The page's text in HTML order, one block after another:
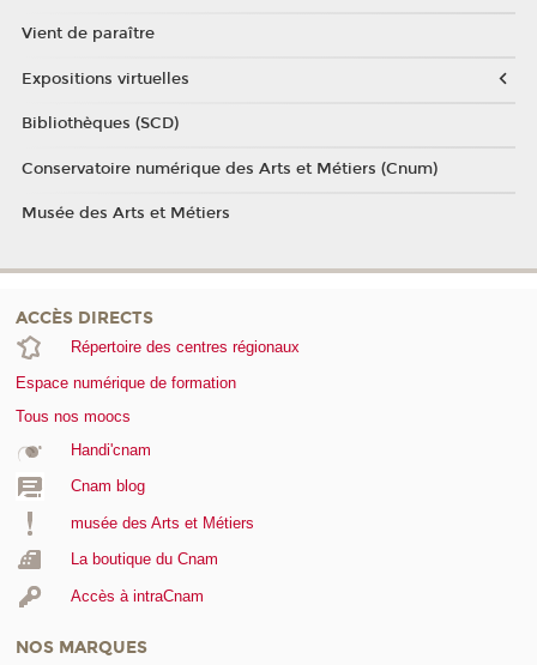
Vient de paraître
Expositions virtuelles
Bibliothèques (SCD)
Conservatoire numérique des Arts et Métiers (Cnum)
Musée des Arts et Métiers
ACCÈS DIRECTS
Répertoire des centres régionaux
Espace numérique de formation
Tous nos moocs
Handi'cnam
Cnam blog
musée des Arts et Métiers
La boutique du Cnam
Accès à intraCnam
NOS MARQUES